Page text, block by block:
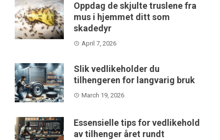
Oppdag de skjulte truslene fra
mus i hjemmet ditt som
skadedyr
April 7, 2026
Slik vedlikeholder du
tilhengeren for langvarig bruk
March 19, 2026
Essensielle tips for vedlikehold
av tilhenger året rundt